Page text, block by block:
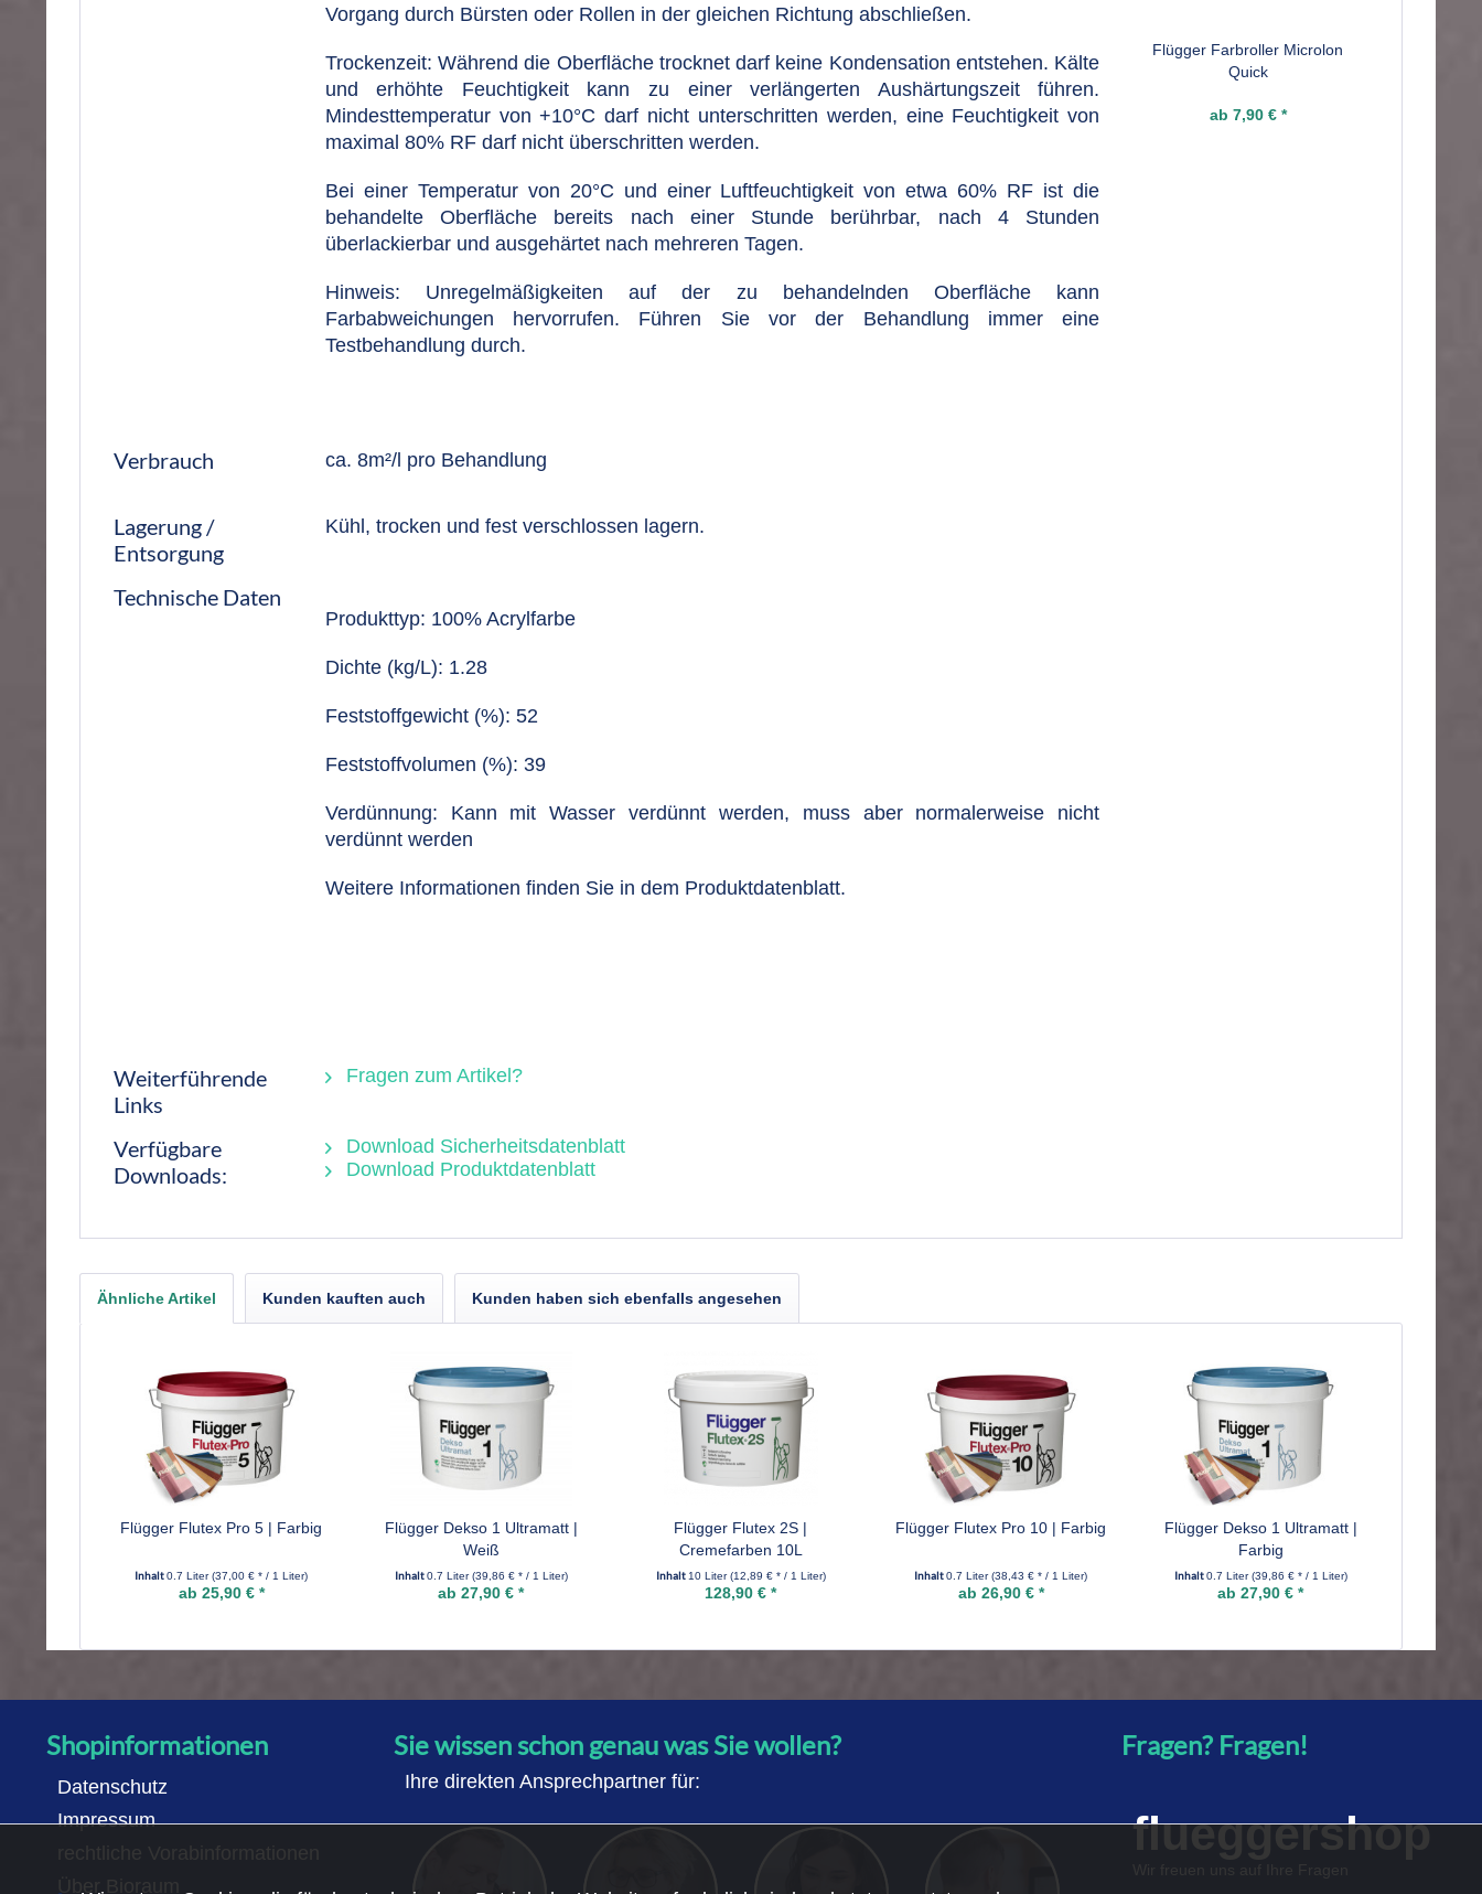
Vorgang durch Bürsten oder Rollen in der gleichen Richtung abschließen.
Trockenzeit: Während die Oberfläche trocknet darf keine Kondensation entstehen. Kälte
und erhöhte Feuchtigkeit kann zu einer verlängerten Aushärtungszeit führen.
Mindesttemperatur von +10°C darf nicht unterschritten werden, eine Feuchtigkeit von
maximal 80% RF darf nicht überschritten werden.
Bei einer Temperatur von 20°C und einer Luftfeuchtigkeit von etwa 60% RF ist die
behandelte Oberfläche bereits nach einer Stunde berührbar, nach 4 Stunden
überlackierbar und ausgehärtet nach mehreren Tagen.
Hinweis: Unregelmäßigkeiten auf der zu behandelnden Oberfläche kann
Farbabweichungen hervorrufen. Führen Sie vor der Behandlung immer eine
Testbehandlung durch.
Verbrauch ca. 8m²/l pro Behandlung
Lagerung /
Entsorgung
Kühl, trocken und fest verschlossen lagern.
Technische Daten
Produkttyp: 100% Acrylfarbe
Dichte (kg/L): 1.28
Feststoffgewicht (%): 52
Feststoffvolumen (%): 39
Verdünnung: Kann mit Wasser verdünnt werden, muss aber normalerweise nicht
verdünnt werden
Weitere Informationen finden Sie in dem Produktdatenblatt.
Weiterführende
Links
Fragen zum Artikel?
Verfügbare
Downloads:
Download Sicherheitsdatenblatt
Download Produktdatenblatt
Flügger Farbroller Microlon
Quick
ab 7,90 € *
Ähnliche Artikel Kunden kauften auch Kunden haben sich ebenfalls angesehen
Flügger Flutex Pro 5 | Farbig
Inhalt0.7 Liter(37,00 € * / 1 Liter)
ab 25,90 € *
Flügger Dekso 1 Ultramatt |
Weiß
Inhalt0.7 Liter(39,86 € * / 1 Liter)
ab 27,90 € *
Flügger Flutex 2S |
Cremefarben 10L
Inhalt 10 Liter(12,89 € * / 1 Liter)
128,90 € *
Flügger Flutex Pro 10 | Farbig
Inhalt0.7 Liter(38,43 € * / 1 Liter)
ab 26,90 € *
Flügger Dekso 1 Ultramatt |
Farbig
Inhalt0.7 Liter(39,86 € * / 1 Liter)
ab 27,90 € *
Shopinformationen
Datenschutz
Impressum
Sie wissen schon genau was Sie wollen?
Ihre direkten Ansprechpartner für:
Fragen? Fragen!
flueggershop